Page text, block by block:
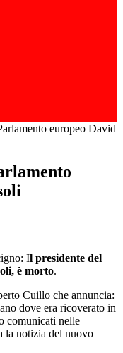
europeo David
Il presidente del
è morto.
Cuillo che annuncia:
dove era ricoverato in
comunicati nelle
la notizia del nuovo